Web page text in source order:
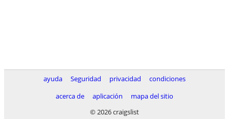
ayuda Seguridad privacidad
condiciones
acerca de
aplicación
mapa del sitio
© 2026 craigslist